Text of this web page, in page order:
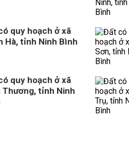
quy hoạch ở xã
Hà, tỉnh Ninh Bình
quy hoạch ở xã
Thương, tỉnh Ninh